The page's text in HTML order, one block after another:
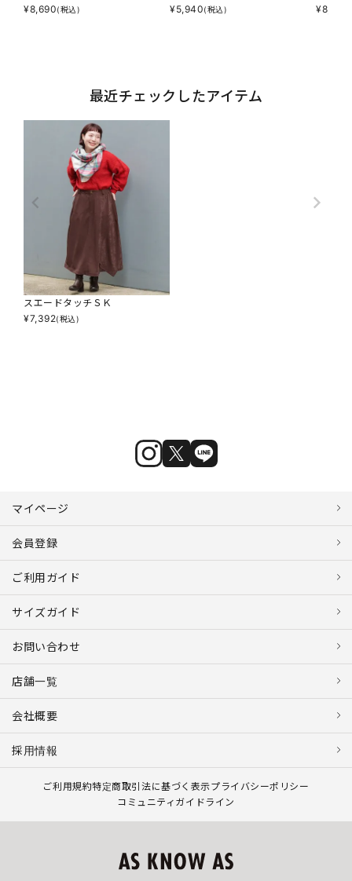
¥8,690(税込)
¥5,940(税込)
¥8,514
最近チェックしたアイテム
スエードタッチＳＫ
¥7,392(税込)
マイページ
会員登録
ご利用ガイド
サイズガイド
お問い合わせ
店舗一覧
会社概要
採用情報
ご利用規約特定商取引法に基づく表示プライバシーポリシー
コミュニティガイドライン